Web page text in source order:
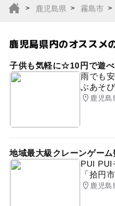
鹿児島県 霧島市
鹿児島県内のオススメ
子供も気軽に☆10円で遊べ
雨でも
ぶあそ
鹿児島
地域最大級クレーンゲー
PUI PUI
「拾円
鹿児島